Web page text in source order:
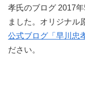
孝氏のブログ 2017
ました。オリジナル
公式ブログ「早川忠
ださい。